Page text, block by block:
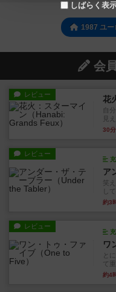
1987 ユー
会
レビュー 花
自
見
30
レビュー
ア
笑
し
約3
レビュー
ワ
と
て
約4
しばらく表